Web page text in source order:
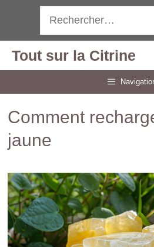
contenu
Tout sur la Citrine
Comment
jaune